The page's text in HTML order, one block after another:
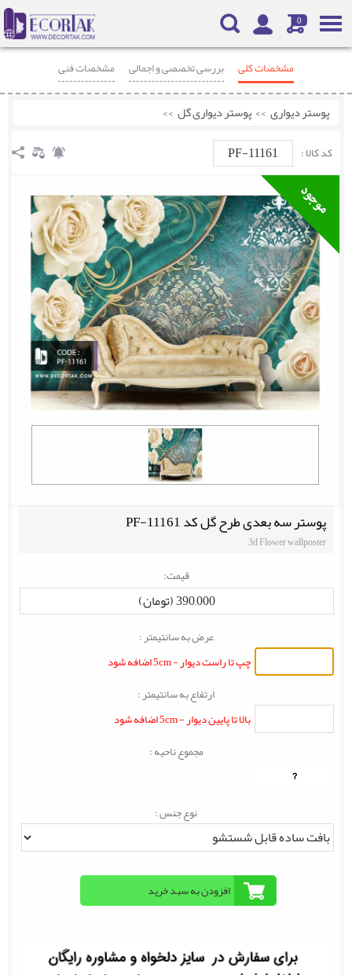
0
مشخصات کلی بررسی تخصصی و اجمالی
مشخصات فنی
محصولات مرتبط
پوستر دیواری >> پوستر دیواری گل >>
کد کالا : PF-11161
پوستر سه بعدی طرح گل کد PF-11161
3d Flower wallposter
قیمت:
390,000 (تومان)
عرض به سانتیمتر :
چپ تا راست دیوار - 5cm اضافه شود
ارتفاع به سانتیمتر :
بالا تا پایین دیوار - 5cm اضافه شود
مجموع ناحیه :
?
نوع جنس :